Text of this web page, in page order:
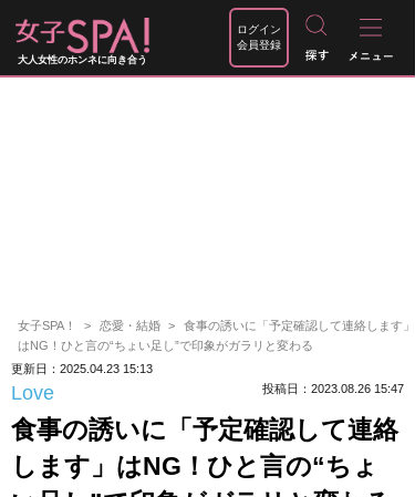
大人女性のホンネに向き合う
ログイン
会員登録
女子SPA！ 恋愛・結婚
食事の誘いに「予定確認して連絡します」
はNG！ひと言の“ちょい足し”で印象がガラリと変わる
更新日：2025.04.23 15:13
Love 投稿日：2023.08.26 15:47
食事の誘いに「予定確認して連絡
します」はNG！ひと言の“ちょ